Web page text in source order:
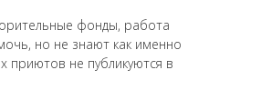
фонды, работа
но не знают как именно
приютов не публикуются в